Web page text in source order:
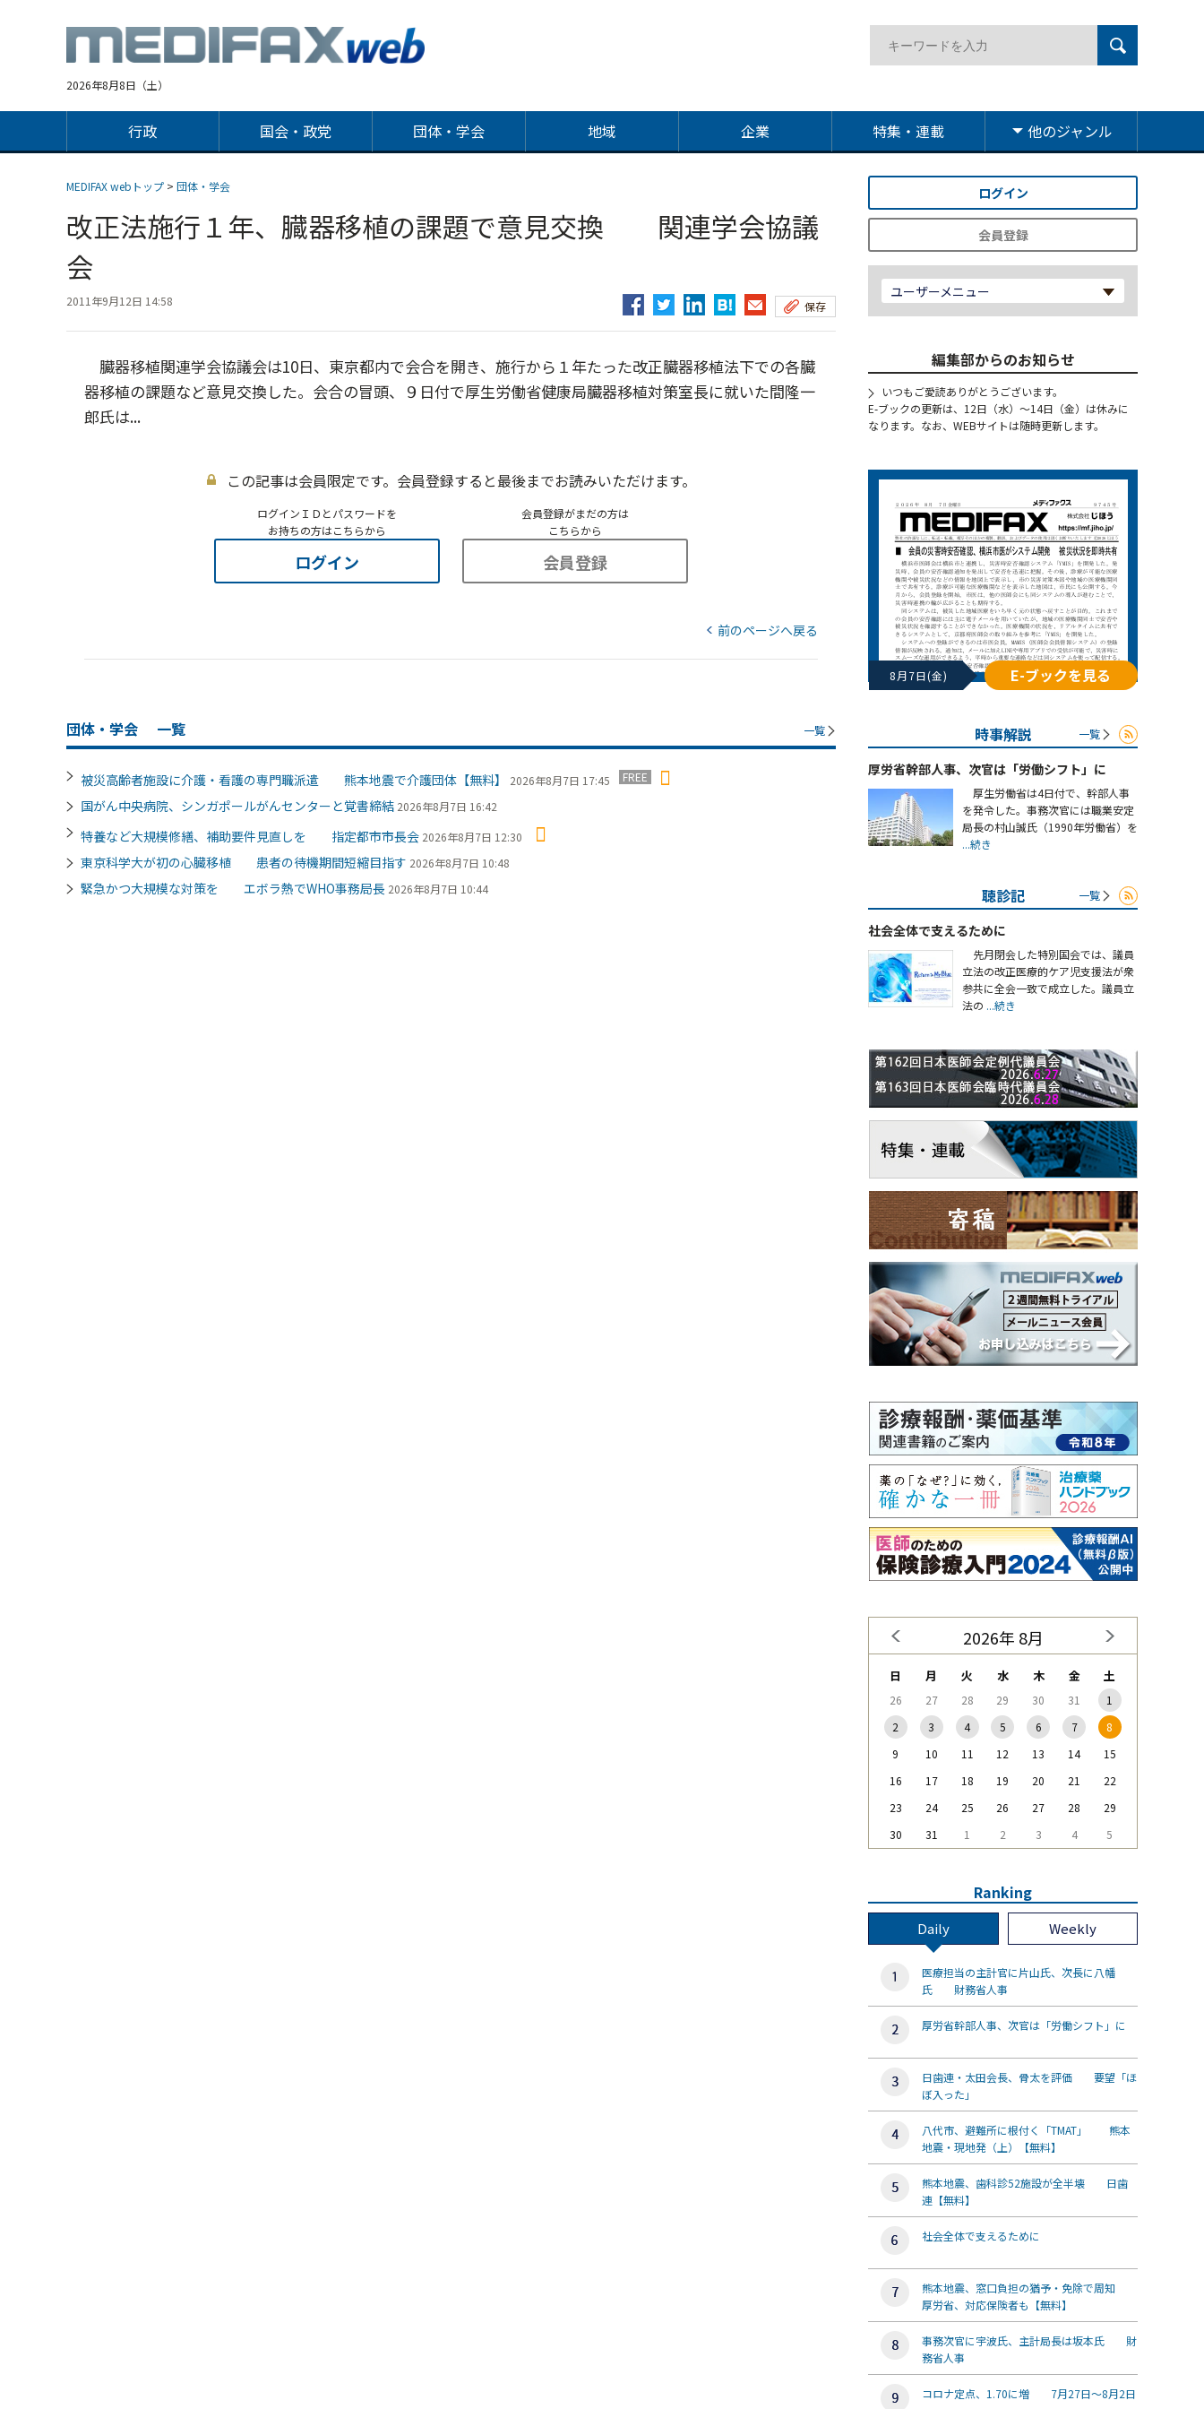
2026年8月8日（土）
行政 国会・政党 団体・学会 地域 企業 特集・連載 他のジャンル
MEDIFAX webトップ > 団体・学会
改正法施行１年、臓器移植の課題で意見交換 関連学会協議
会
2011年9月12日 14:58 保存
臓器移植関連学会協議会は10日、東京都内で会合を開き、施行から１年たった改正臓器移植法下での各臓
器移植の課題など意見交換した。会合の冒頭、９日付で厚生労働省健康局臓器移植対策室長に就いた間隆一
郎氏は...
この記事は会員限定です。会員登録すると最後までお読みいただけます。
ログインＩＤとパスワードを
お持ちの方はこちらから
ログイン
会員登録がまだの方は
こちらから
会員登録
前のページへ戻る
団体・学会 一覧 一覧
被災高齢者施設に介護・看護の専門職派遣 熊本地震で介護団体【無料】 2026年8月7日 17:45 FREE
国がん中央病院、シンガポールがんセンターと覚書締結 2026年8月7日 16:42
特養など大規模修繕、補助要件見直しを 指定都市市長会 2026年8月7日 12:30
東京科学大が初の心臓移植 患者の待機期間短縮目指す 2026年8月7日 10:48
緊急かつ大規模な対策を エボラ熱でWHO事務局長 2026年8月7日 10:44
ログイン
会員登録
ユーザーメニュー
編集部からのお知らせ
いつもご愛読ありがとうございます。
E-ブックの更新は、12日（水）～14日（金）は休みに
なります。なお、WEBサイトは随時更新します。
8月7日(金) E-ブックを見る
時事解説 一覧
厚労省幹部人事、次官は「労働シフト」に
厚生労働省は4日付で、幹部人事
を発令した。事務次官には職業安定
局長の村山誠氏（1990年労働省）を
...続き
聴診記 一覧
社会全体で支えるために
先月閉会した特別国会では、議員
立法の改正医療的ケア児支援法が衆
参共に全会一致で成立した。議員立
法の ...続き
2026年 8月
日 月 火 水 木 金 土
26 27 28 29 30 31
1
2
3 4 5 6 7
8
9
10 11 12 13 14
15
16
17 18 19 20 21
22
23
24 25 26 27 28
29
30
31 1 2 3 4 5
Ranking
Daily Weekly
医療担当の主計官に片山氏、次長に八幡
氏 財務省人事
厚労省幹部人事、次官は「労働シフト」に
日歯連・太田会長、骨太を評価 要望「ほ
ぼ入った」
八代市、避難所に根付く「TMAT」 熊本
地震・現地発（上）【無料】
熊本地震、歯科診52施設が全半壊 日歯
連【無料】
社会全体で支えるために
熊本地震、窓口負担の猶予・免除で周知
厚労省、対応保険者も【無料】
事務次官に宇波氏、主計局長は坂本氏 財
務省人事
コロナ定点、1.70に増 7月27日～8月2日